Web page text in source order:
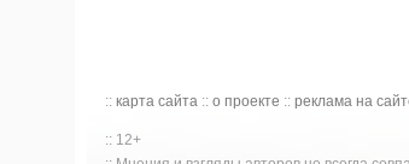
:: карта сайта :: о проекте :: реклама на
:: 12+